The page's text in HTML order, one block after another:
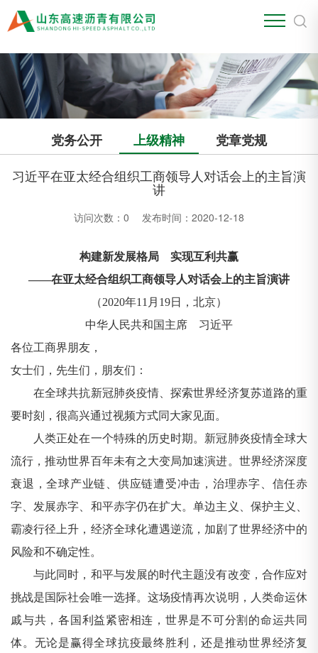
党务公开 上级精神
党章党规
习近平在亚太经合组织工商领导人对话会上的主旨演
讲
访问次数： 0 发布时间：2020-12-18
构建新发展格局 实现互利共赢
——在亚太经合组织工商领导人对话会上的主旨演讲
（2020年11月19日，北京）
中华人民共和国主席 习近平
各位工商界朋友，
女士们，先生们，朋友们：
在全球共抗新冠肺炎疫情、探索世界经济复苏道路的重
要时刻，很高兴通过视频方式同大家见面。
人类正处在一个特殊的历史时期。新冠肺炎疫情全球大
流行，推动世界百年未有之大变局加速演进。世界经济深度
衰退，全球产业链、供应链遭受冲击，治理赤字、信任赤
字、发展赤字、和平赤字仍在扩大。单边主义、保护主义、
霸凌行径上升，经济全球化遭遇逆流，加剧了世界经济中的
风险和不确定性。
与此同时，和平与发展的时代主题没有改变，合作应对
挑战是国际社会唯一选择。这场疫情再次说明，人类命运休
戚与共，各国利益紧密相连，世界是不可分割的命运共同
体。无论是赢得全球抗疫最终胜利，还是推动世界经济复